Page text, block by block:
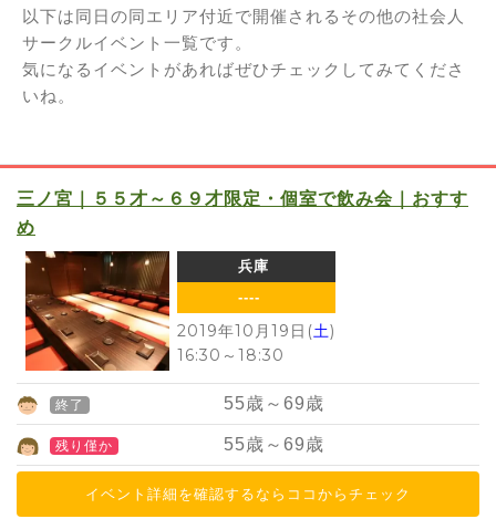
以下は同日の同エリア付近で開催されるその他の社会人
サークルイベント一覧です。
気になるイベントがあればぜひチェックしてみてくださ
いね。
三ノ宮｜５５才～６９才限定・個室で飲み会｜おすす
め
兵庫
----
2019年10月19日(土)
16:30 ～ 18:30
終了 55歳～69歳
残り僅か 55歳～69歳
イベント詳細を確認するならココからチェック